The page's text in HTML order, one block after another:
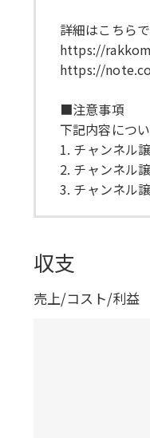
詳細はこちら
https://
https://
■注意事項
下記内容につ
1. チャンネル
2. チャンネル
3. チャンネル
収支
売上/コスト/利益